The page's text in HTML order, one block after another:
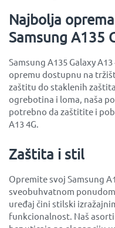
Najbolja
Samsung A135
Samsung A135 Galaxy
opremu dostupnu na
zaštitu do staklenih
ogrebotina i loma, naša
potrebno da zaštitite i
A13 4G.
Zaštita i stil
Opremite svoj Samsung
sveobuhvatnom
uređaj čini stilski
funkcionalnost. Naš